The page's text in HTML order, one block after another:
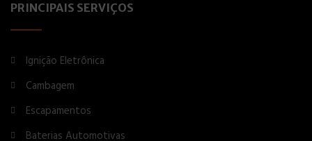
PRINCIPAIS SERVIÇOS
Ignição Eletrônica
Cambagem
Escapamentos